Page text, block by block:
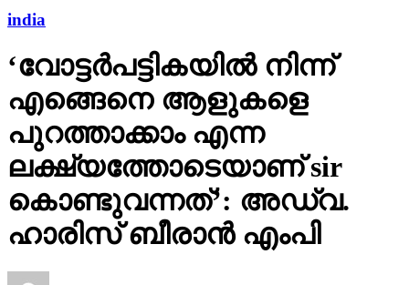
‘വോട്ടര്‍പട്ടികയില്‍ നിന്ന്
എങ്ങെനെ ആളുകളെ
പുറത്താക്കാം എന്ന
ലക്ഷ്യത്തോടെയാണ് sir
കൊണ്ടുവന്നത്’: അഡ്വ.
ഹാരിസ് ബീരാൻ എംപി